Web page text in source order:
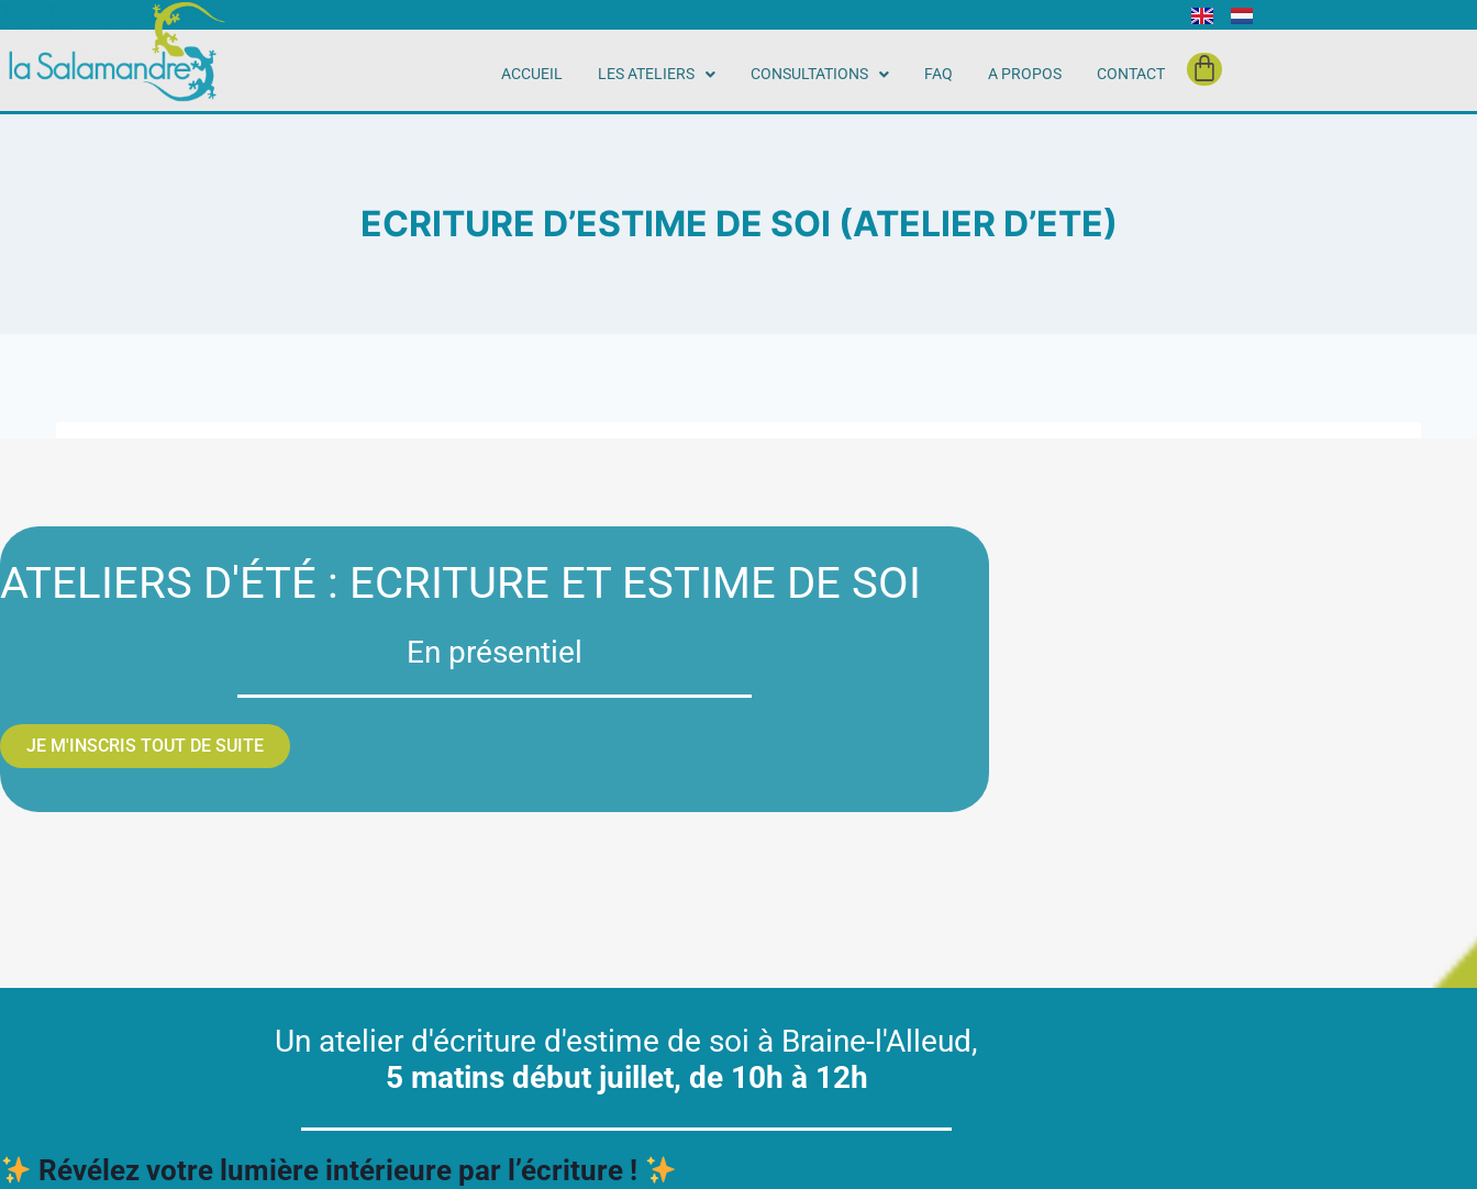
ACCUEIL LES ATELIERS CONSULTATIONS FAQ A PROPOS CONTACT
ECRITURE D’ESTIME DE SOI (ATELIER D’ETE)
ATELIERS D'ÉTÉ : ECRITURE ET ESTIME DE SOI
En présentiel
JE M'INSCRIS TOUT DE SUITE
Un atelier d'écriture d'estime de soi à Braine-l'Alleud,
5 matins début juillet, de 10h à 12h
Révélez votre lumière intérieure par l’écriture !